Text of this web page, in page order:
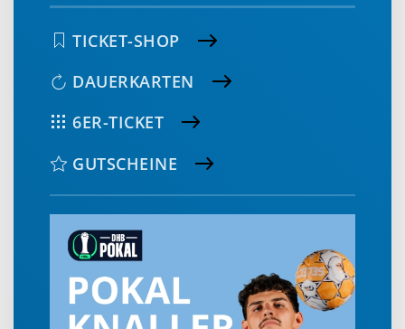
TICKET-SHOP
DAUERKARTEN
6ER-TICKET
GUTSCHEINE